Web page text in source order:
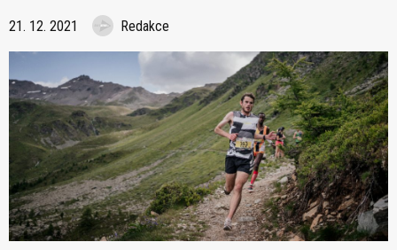
21. 12. 2021 Redakce